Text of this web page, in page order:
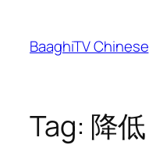
content
BaaghiTV Chinese
Tag: 降低